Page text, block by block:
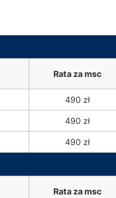
Rata za msc
490 zł
490 zł
490 zł
Rata za msc